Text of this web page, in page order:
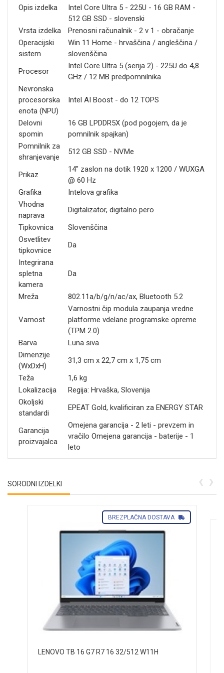
Opis izdelka
Intel Core Ultra 5 - 225U - 16 GB RAM -
512 GB SSD - slovenski
Vrsta izdelka
Prenosni računalnik - 2 v 1 - obračanje
Operacijski
sistem
Win 11 Home - hrvaščina / angleščina /
slovenščina
Procesor
Intel Core Ultra 5 (serija 2) - 225U do 4,8
GHz / 12 MB predpomnilnika
Nevronska
procesorska
enota (NPU)
Intel AI Boost - do 12 TOPS
Delovni
spomin
16 GB LPDDR5X (pod pogojem, da je
pomnilnik spajkan)
Pomnilnik za
shranjevanje
512 GB SSD - NVMe
Prikaz
14" zaslon na dotik 1920 x 1200 / WUXGA
@ 60 Hz
Grafika
Intelova grafika
Vhodna
naprava
Digitalizator, digitalno pero
Tipkovnica
Slovenščina
Osvetlitev
tipkovnice
Da
Integrirana
spletna
kamera
Da
Mreža 802.11a/b/g/n/ac/ax, Bluetooth 5.2
Varnost
Varnostni čip modula zaupanja vredne
platforme vdelane programske opreme
(TPM 2.0)
Barva
Luna siva
Dimenzije
(WxDxH)
31,3 cm x 22,7 cm x 1,75 cm
Teža
1,6 kg
Lokalizacija
Regija: Hrvaška, Slovenija
Okoljski
standardi
EPEAT Gold, kvalificiran za ENERGY STAR
Garancija
proizvajalca
Omejena garancija - 2 leti - prevzem in
vračilo Omejena garancija - baterije - 1
leto
SORODNI IZDELKI
BREZPLAČNA DOSTAVA
LENOVO TB 16 G7 R7 16 32/512 W11H
‹ ›